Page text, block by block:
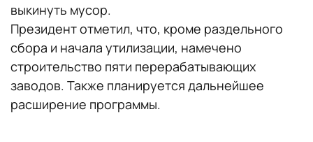
выкинуть мусор.
Президент отметил, что, кроме раздельного
сбора и начала утилизации, намечено
строительство пяти перерабатывающих
заводов. Также планируется дальнейшее
расширение программы.